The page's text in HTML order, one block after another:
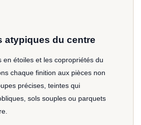
atypiques du centre
en étoiles et les copropriétés du
chaque finition aux pièces non
précises, teintes qui
sols souples ou parquets